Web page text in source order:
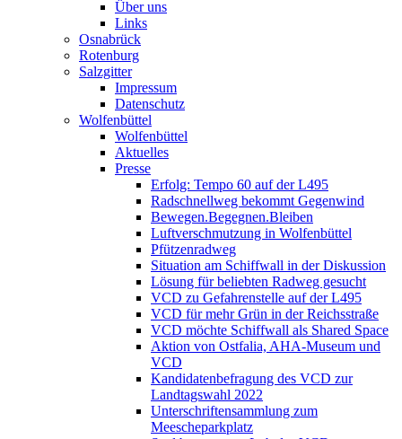
Über uns
Links
Osnabrück
Rotenburg
Salzgitter
Impressum
Datenschutz
Wolfenbüttel
Wolfenbüttel
Aktuelles
Presse
Erfolg: Tempo 60 auf der L495
Radschnellweg bekommt Gegenwind
Bewegen.Begegnen.Bleiben
Luftverschmutzung in Wolfenbüttel
Pfützenradweg
Situation am Schiffwall in der Diskussion
Lösung für beliebten Radweg gesucht
VCD zu Gefahrenstelle auf der L495
VCD für mehr Grün in der Reichsstraße
VCD möchte Schiffwall als Shared Space
Aktion von Ostfalia, AHA-Museum und
VCD
Kandidatenbefragung des VCD zur
Landtagswahl 2022
Unterschriftensammlung zum
Meescheparkplatz